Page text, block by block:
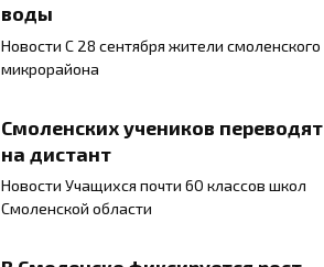
воды
Новости С 28 сентября жители смоленского
микрорайона
Смоленских учеников переводят
на дистант
Новости Учащихся почти 60 классов школ
Смоленской области